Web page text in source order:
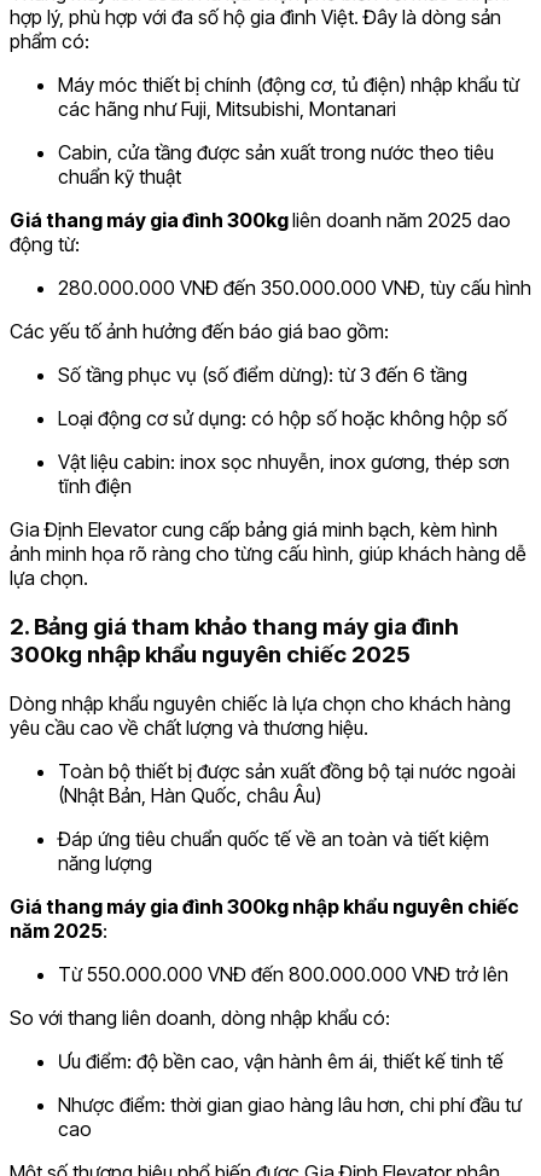
hợp lý, phù hợp với đa số hộ gia đình Việt. Đây là dòng sản
phẩm có:
Máy móc thiết bị chính (động cơ, tủ điện) nhập khẩu từ
các hãng như Fuji, Mitsubishi, Montanari
Cabin, cửa tầng được sản xuất trong nước theo tiêu
chuẩn kỹ thuật
Giá thang máy gia đình 300kgliên doanh năm 2025 dao
động từ:
280.000.000 VNĐ đến 350.000.000 VNĐ, tùy cấu hình
Các yếu tố ảnh hưởng đến báo giá bao gồm:
Số tầng phục vụ (số điểm dừng): từ 3 đến 6 tầng
Loại động cơ sử dụng: có hộp số hoặc không hộp số
Vật liệu cabin: inox sọc nhuyễn, inox gương, thép sơn
tĩnh điện
Gia Định Elevator cung cấp bảng giá minh bạch, kèm hình
ảnh minh họa rõ ràng cho từng cấu hình, giúp khách hàng dễ
lựa chọn.
2. Bảng giá tham khảo thang máy gia đình
300kg nhập khẩu nguyên chiếc 2025
Dòng nhập khẩu nguyên chiếc là lựa chọn cho khách hàng
yêu cầu cao về chất lượng và thương hiệu.
Toàn bộ thiết bị được sản xuất đồng bộ tại nước ngoài
(Nhật Bản, Hàn Quốc, châu Âu)
Đáp ứng tiêu chuẩn quốc tế về an toàn và tiết kiệm
năng lượng
Giá thang máy gia đình 300kg nhập khẩu nguyên chiếc
năm 2025:
Từ 550.000.000 VNĐ đến 800.000.000 VNĐ trở lên
So với thang liên doanh, dòng nhập khẩu có:
Ưu điểm: độ bền cao, vận hành êm ái, thiết kế tinh tế
Nhược điểm: thời gian giao hàng lâu hơn, chi phí đầu tư
cao